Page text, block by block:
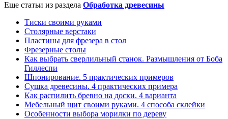
Еще статьи из раздела Обработка древесины
Тиски своими руками
Столярные верстаки
Пластины для фрезера в стол
Фрезерные столы
Как выбрать сверлильный станок. Размышления от Боба
Гиллеспи
Шпонирование. 5 практических примеров
Сушка древесины. 4 практических примера
Как распилить бревно на доски. 4 варианта
Мебельный щит своими руками. 4 способа склейки
Особенности выбора морилки по дереву